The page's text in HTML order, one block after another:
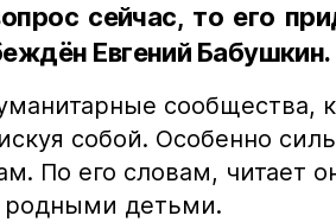
сейчас, то его
Евгений Бабушкин.
сообщества,
собой. Особенно
По его словам, читает
родными детьми.